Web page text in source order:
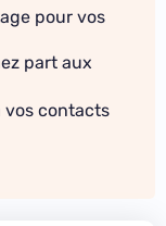
pour vos
part aux
vos contacts